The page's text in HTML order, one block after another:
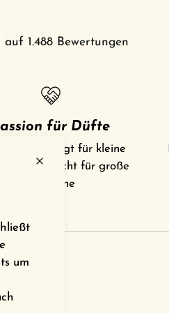
um
auf 1.488 Bewertungen
für Düfte
Herz schlägt für kleine
nicht für große
Konzerne